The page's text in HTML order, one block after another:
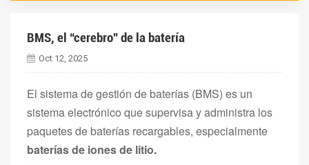
BMS, el “cerebro” de la batería
Oct 12, 2025
El sistema de gestión de baterías (BMS) es un
sistema electrónico que supervisa y administra los
paquetes de baterías recargables, especialmente
baterías de iones de litio.